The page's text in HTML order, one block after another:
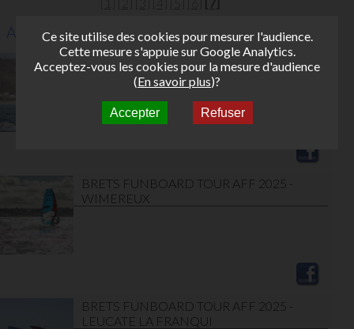
Autres Albums
BRETS FUNBOARS TOUR AFF 2026
BRETS FUNBOARD TOUR AFF 2025 -
WIMEREUX
BRETS FUNBOARD TOUR AFF 2025 -
LEUCATE LA FRANQUI
Ce site utilise des cookies pour mesurer l'audience.
Cette mesure s'appuie sur Google Analytics.
Acceptez-vous les cookies pour la mesure d'audience
(En savoir plus)?
Accepter Refuser